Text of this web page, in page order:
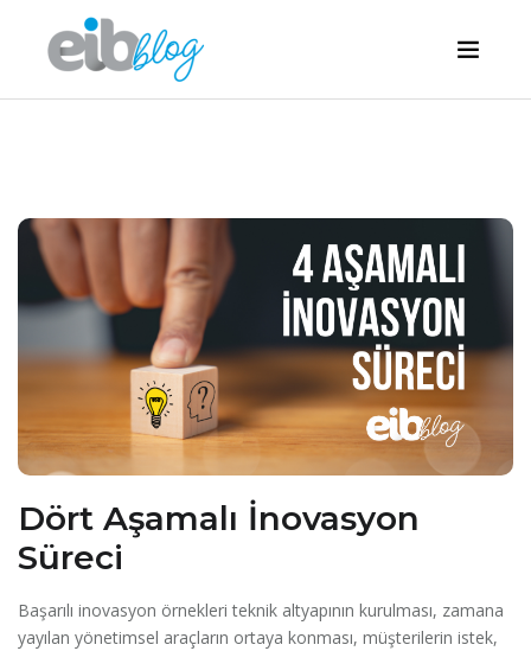
Dört Aşamalı İnovasyon
Süreci
Başarılı inovasyon örnekleri teknik altyapının kurulması, zamana
yayılan yönetimsel araçların ortaya konması, müşterilerin istek,